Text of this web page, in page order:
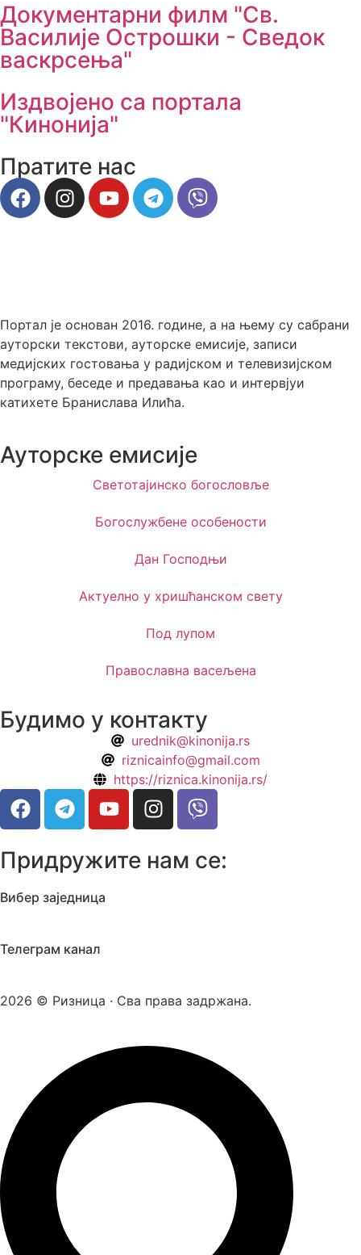
Документарни филм "Св.
Василије Острошки - Сведок
васкрсења"
Издвојено са портала
"Кинонија"
Пратите нас
Портал је основан 2016. године, а на њему су сабрани
ауторски текстови, ауторске емисије, записи
медијских гостовања у радијском и телевизијском
програму, беседе и предавања као и интервјуи
катихете Бранислава Илића.
Ауторске емисије
Светотајинско богословље
Богослужбене особености
Дан Господњи
Актуелно у хришћанском свету
Под лупом
Православна васељена
Будимо у контакту
urednik@kinonija.rs
riznicainfo@gmail.com
https://riznica.kinonija.rs/
Придружите нам се:
Вибер заједница
Телеграм канал
2026 © Ризница · Сва права задржана.